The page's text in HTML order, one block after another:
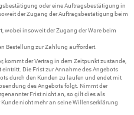
oder eine Auftragsbestätigung in
der Zugang der Auftragsbestätigung beim
wobei insoweit der Zugang der Ware beim
Bestellung zur Zahlung auffordert.
kommt der Vertrag in dem Zeitpunkt zustande,
Die Frist zur Annahme des Angebots
durch den Kunden zu laufen und endet mit
des Angebots folgt. Nimmt der
Frist nicht an, so gilt dies als
nicht mehr an seine Willenserklärung